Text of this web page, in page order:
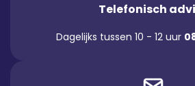
Telefonisch
Dagelijks tussen 10 - 12 uur